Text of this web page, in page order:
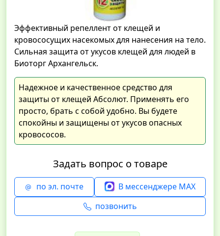
Эффективный репеллент от клещей и
кровососущих насекомых для нанесения на тело.
Сильная защита от укусов клещей для людей в
Биоторг Архангельск.
Надежное и качественное средство для
защиты от клещей Абсолют. Применять его
просто, брать с собой удобно. Вы будете
спокойны и защищены от укусов опасных
кровососов.
Задать вопрос о товаре
по эл. почте
В мессенджере MAX
позвонить